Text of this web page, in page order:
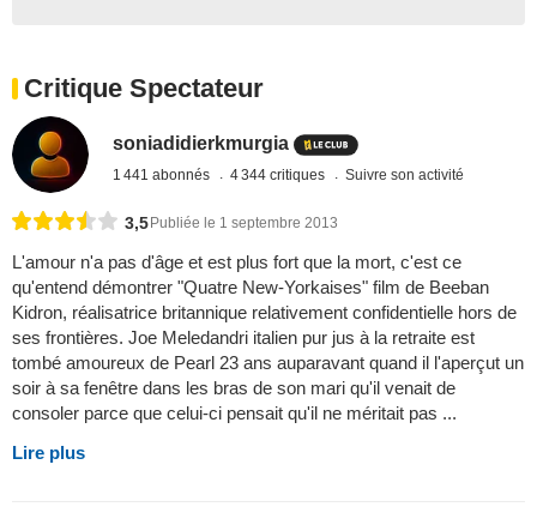
Critique Spectateur
soniadidierkmurgia
1 441 abonnés 4 344 critiques Suivre son activité
3,5 Publiée le 1 septembre 2013
L'amour n'a pas d'âge et est plus fort que la mort, c'est ce
qu'entend démontrer "Quatre New-Yorkaises" film de Beeban
Kidron, réalisatrice britannique relativement confidentielle hors de
ses frontières. Joe Meledandri italien pur jus à la retraite est
tombé amoureux de Pearl 23 ans auparavant quand il l'aperçut un
soir à sa fenêtre dans les bras de son mari qu'il venait de
consoler parce que celui-ci pensait qu'il ne méritait pas ...
Lire plus